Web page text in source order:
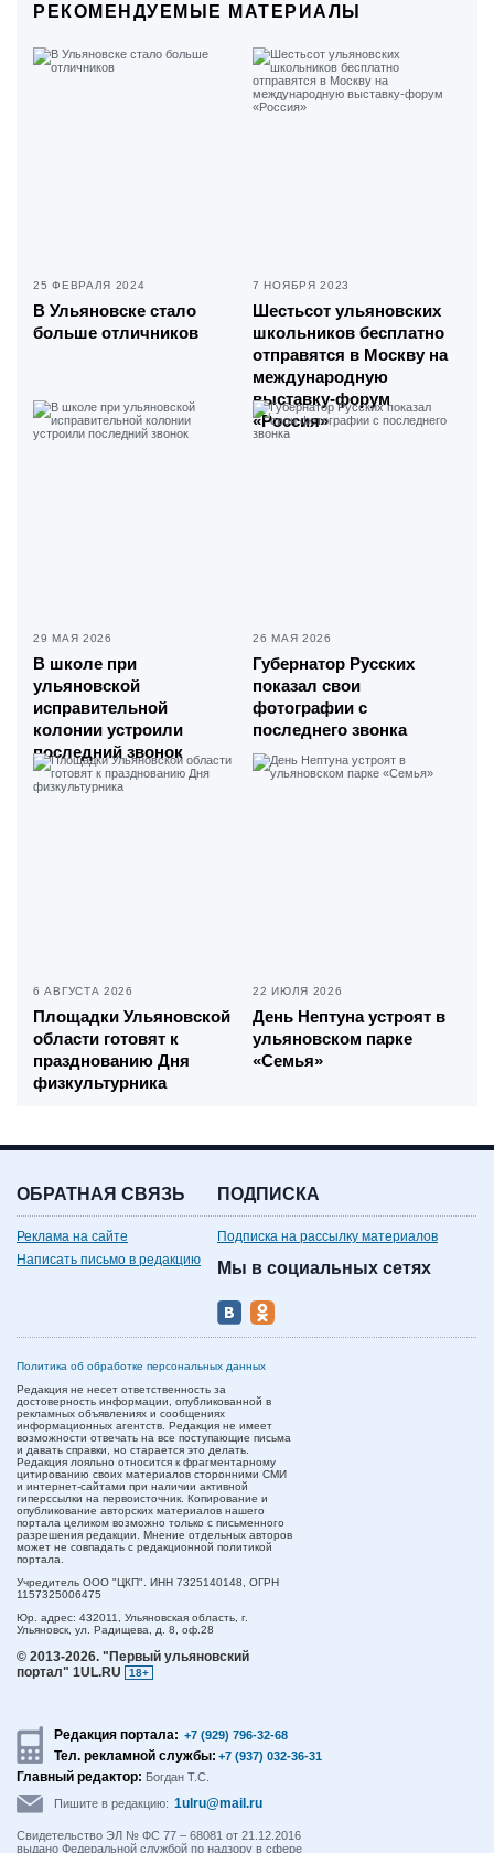
РЕКОМЕНДУЕМЫЕ МАТЕРИАЛЫ
25 ФЕВРАЛЯ 2024
В Ульяновске стало
больше отличников
7 НОЯБРЯ 2023
Шестьсот ульяновских
школьников бесплатно
отправятся в Москву на
международную
выставку-форум
«Россия»
29 МАЯ 2026
В школе при
ульяновской
исправительной
колонии устроили
последний звонок
26 МАЯ 2026
Губернатор Русских
показал свои
фотографии с
последнего звонка
6 АВГУСТА 2026
Площадки Ульяновской
области готовят к
празднованию Дня
физкультурника
22 ИЮЛЯ 2026
День Нептуна устроят в
ульяновском парке
«Семья»
ОБРАТНАЯ СВЯЗЬ
Реклама на сайте
Написать письмо в редакцию
ПОДПИСКА
Подписка на рассылку материалов
Мы в социальных сетях
Политика об обработке персональных данных
Редакция не несет ответственность за
достоверность информации, опубликованной в
рекламных объявлениях и сообщениях
информационных агентств. Редакция не имеет
возможности отвечать на все поступающие письма
и давать справки, но старается это делать.
Редакция лояльно относится к фрагментарному
цитированию своих материалов сторонними СМИ
и интернет-сайтами при наличии активной
гиперссылки на первоисточник. Копирование и
опубликование авторских материалов нашего
портала целиком возможно только с письменного
разрешения редакции. Мнение отдельных авторов
может не совпадать с редакционной политикой
портала.
Учредитель ООО "ЦКП". ИНН 7325140148, ОГРН
1157325006475
Юр. адрес: 432011, Ульяновская область, г.
Ульяновск, ул. Радищева, д. 8, оф.28
© 2013-2026. "Первый ульяновский
портал" 1UL.RU
18+
Редакция портала: +7 (929) 796-32-68
Тел. рекламной службы: +7 (937) 032-36-31
Главный редактор: Богдан Т.С.
Пишите в редакцию: 1ulru@mail.ru
Свидетельство ЭЛ № ФС 77 – 68081 от 21.12.2016
выдано Федеральной службой по надзору в сфере